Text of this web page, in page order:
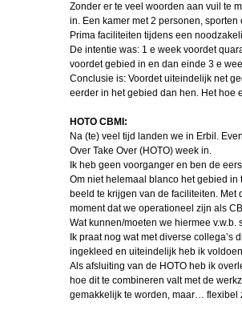
Zonder er te veel woorden aan vuil te
in. Een kamer met 2 personen,
Prima faciliteiten tijdens een
De intentie was: 1 e week voordet
voordet gebied in en dan einde 3 e
Conclusie is: Voordet uiteindelijk net
eerder in het gebied dan hen. Het hoe
HOTO CBMI:
Na (te) veel tijd landen we in Erbil.
Over Take Over (HOTO) week in.
Ik heb geen voorganger en ben de
Om niet helemaal blanco het gebied in
beeld te krijgen van de faciliteiten.
moment dat we operationeel zijn als
Wat kunnen/moeten we hiermee v.w.b.
Ik praat nog wat met diverse
ingekleed en uiteindelijk heb ik
Als afsluiting van de HOTO heb ik
hoe dit te combineren valt met de
gemakkelijk te worden, maar… flexibel